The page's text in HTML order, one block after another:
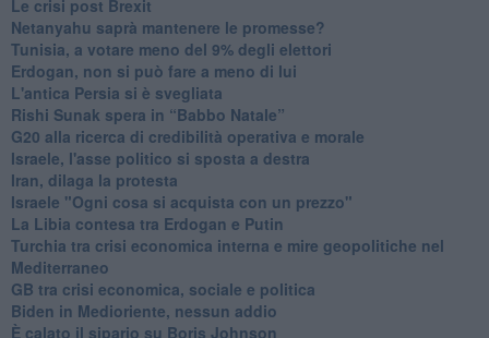
Le crisi post Brexit
Netanyahu saprà mantenere le promesse?
Tunisia, a votare meno del 9% degli elettori
Erdogan, non si può fare a meno di lui
L'antica Persia si è svegliata
Rishi Sunak spera in “Babbo Natale”
G20 alla ricerca di credibilità operativa e morale
Israele, l'asse politico si sposta a destra
Iran, dilaga la protesta
Israele "Ogni cosa si acquista con un prezzo"
La Libia contesa tra Erdogan e Putin
Turchia tra crisi economica interna e mire geopolitiche nel
Mediterraneo
GB tra crisi economica, sociale e politica
Biden in Medioriente, nessun addio
È calato il sipario su Boris Johnson